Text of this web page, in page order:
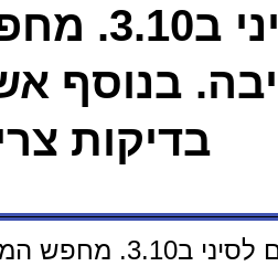
יורדים
בנוסף
בדיקות
המלצות ללינה באזור ראס השטן / נואיבה.